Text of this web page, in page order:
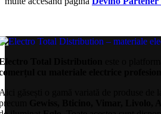
Total Distribution
cu materiale electrice
găsești o gamă variată de produse de